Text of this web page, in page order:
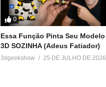
0
Essa Função Pinta Seu Modelo
3D SOZINHA (Adeus Fatiador)
3dgeekshow 25 DE JULHO DE 2026